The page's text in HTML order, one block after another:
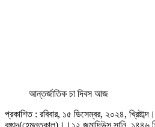
আন্তর্জাতিক চা দিবস আজ
প্রকাশিত : রবিবার, ১৫ ডিসেম্বর, ২০২৪,
বঙ্গাব্দ(হেমন্তকাল)।।১২ জমাদিউস সানি, ১৪৪৬